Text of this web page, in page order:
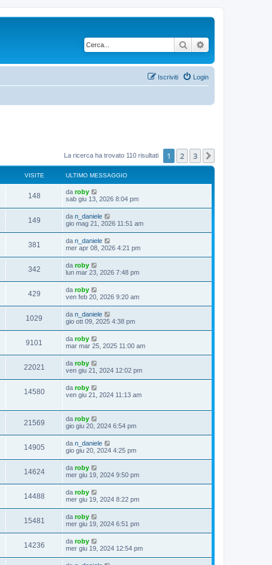
Cerca
Login
Iscriviti
La ricerca ha trovato 110 risultati 1 2 3
VISITE ULTIMO MESSAGGIO
148 da roby
sab giu 13, 2026 8:04 pm
149 da n_daniele
gio mag 21, 2026 11:51 am
381 da n_daniele
mer apr 08, 2026 4:21 pm
342 da roby
lun mar 23, 2026 7:48 pm
429 da roby
ven feb 20, 2026 9:20 am
1029 da n_daniele
gio ott 09, 2025 4:38 pm
9101 da roby
mar mar 25, 2025 11:00 am
22021 da roby
ven giu 21, 2024 12:02 pm
14580 da roby
ven giu 21, 2024 11:13 am
21569 da roby
gio giu 20, 2024 6:54 pm
14905 da n_daniele
gio giu 20, 2024 4:25 pm
14624 da roby
mer giu 19, 2024 9:50 pm
14488 da roby
mer giu 19, 2024 8:22 pm
15481 da roby
mer giu 19, 2024 6:51 pm
14236 da roby
mer giu 19, 2024 12:54 pm